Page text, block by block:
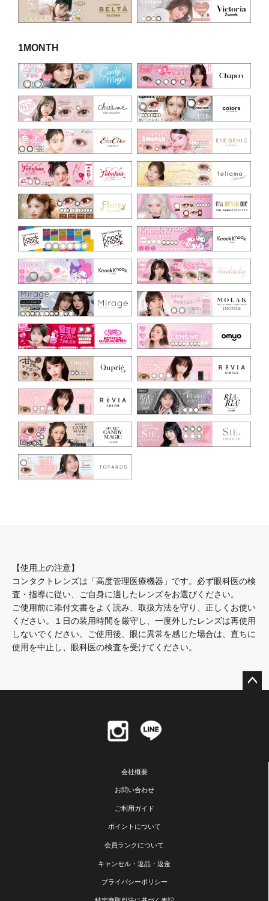
1MONTH
【使用上の注意】
コンタクトレンズは「高度管理医療機器」です。必ず眼科医の検
査・指導に従い、ご自身に適したレンズをお選びください。
ご使用前に添付文書をよく読み、取扱方法を守り、正しくお使い
ください。１日の装用時間を厳守し、一度外したレンズは再使用
しないでください。ご使用後、眼に異常を感じた場合は、直ちに
使用を中止し、眼科医の検査を受けてください。
会社概要
お問い合わせ
ご利用ガイド
ポイントについて
会員ランクについて
キャンセル・返品・返金
プライバシーポリシー